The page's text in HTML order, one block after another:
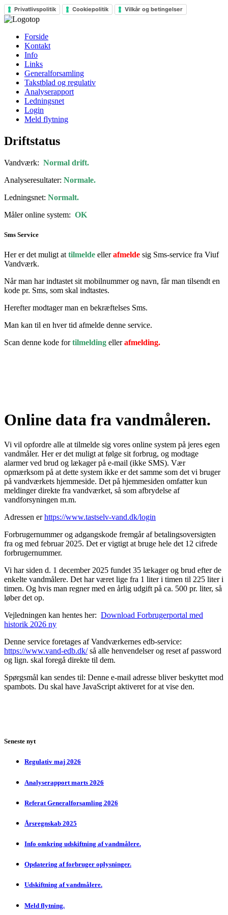
Privatlivspolitik Cookiepolitik Vilkår og betingelser
Forside
Kontakt
Info
Links
Generalforsamling
Takstblad og regulativ
Analyserapport
Ledningsnet
Login
Meld flytning
Driftstatus
Vandværk: Normal drift.
Analyseresultater: Normale.
Ledningsnet: Normalt.
Måler online system: OK
Sms Service
Her er det muligt at tilmelde ellerafmelde sig Sms-service fra Viuf
Vandværk.
Når man har indtastet sit mobilnummer og navn, får man tilsendt en
kode pr. Sms, som skal indtastes.
Herefter modtager man en bekræftelses Sms.
Man kan til en hver tid afmelde denne service.
Scan denne kode fortilmelding ellerafmelding.
Online data fra vandmåleren.
Vi vil opfordre alle at tilmelde sig vores online system på jeres egen
vandmåler. Her er det muligt at følge sit forbrug, og modtage
alarmer ved brud og lækager på e-mail (ikke SMS). Vær
opmærksom på at dette system ikke er det samme som det vi bruger
på vandværkets hjemmeside. Det på hjemmesiden omfatter kun
meldinger direkte fra vandværket, så som afbrydelse af
vandforsyningen m.m.
Adressen erhttps://www.tastselv-vand.dk/login
Forbrugernummer og adgangskode fremgår af betalingsoversigten
fra og med februar 2025. Det er vigtigt at bruge hele det 12 cifrede
forbrugernummer.
Vi har siden d. 1 december 2025 fundet 35 lækager og brud efter de
enkelte vandmålere. Det har været lige fra 1 liter i timen til 225 liter i
timen. Og hvis man regner med en årlig udgift på ca. 500 pr. liter, så
løber det op.
Vejledningen kan hentes her: Download Forbrugerportal med
historik 2026 ny
Denne service foretages af Vandværkernes edb-service:
https://www.vand-edb.dk/så alle henvendelser og reset af password
og lign. skal foregå direkte til dem.
Spørgsmål kan sendes til: Denne e-mail adresse bliver beskyttet mod
spambots. Du skal have JavaScript aktiveret for at vise den.
Seneste nyt
Regulativ maj 2026
Analyserapport marts 2026
Referat Generalforsamling 2026
Årsregnskab 2025
Info omkring udskiftning af vandmålere.
Opdatering af forbruger oplysninger.
Udskiftning af vandmålere.
Meld flytning.